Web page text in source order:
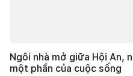
Ngôi nhà mở giữa Hội An,
một phần của cuộc sống